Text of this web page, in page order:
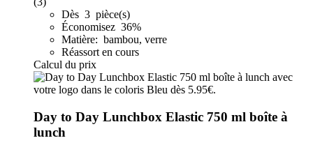
Dès 3 pièce(s)
Économisez 36%
Matière: bambou, verre
Réassort en cours
Calcul du prix
Day to Day Lunchbox Elastic 750 ml boîte à
lunch